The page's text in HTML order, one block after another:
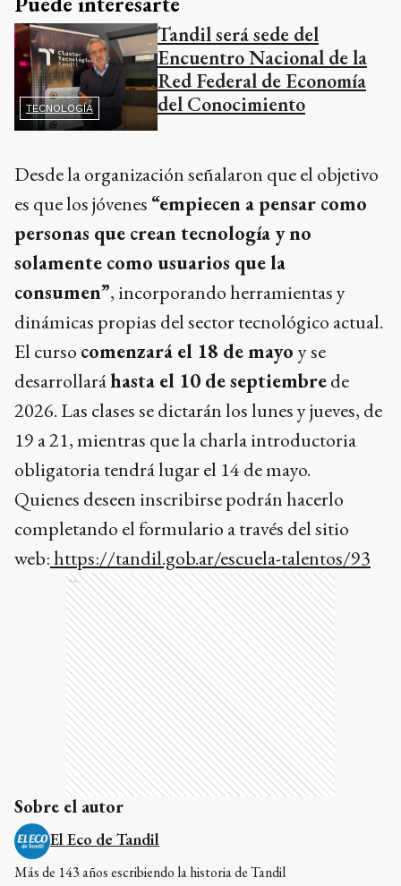
TECNOLOGÍA
Tandil será sede del
Encuentro Nacional de la
Red Federal de Economía
del Conocimiento
Desde la organización señalaron que el objetivo
es que los jóvenes “empiecen a pensar como
personas que crean tecnología y no
solamente como usuarios que la
consumen”, incorporando herramientas y
dinámicas propias del sector tecnológico actual.
El curso comenzará el 18 de mayo y se
desarrollaráhasta el 10 de septiembrede
2026. Las clases se dictarán los lunes y jueves, de
19 a 21, mientras que la charla introductoria
obligatoria tendrá lugar el 14 de mayo.
Quienes deseen inscribirse podrán hacerlo
completando el formulario a través del sitio
web:https://tandil.gob.ar/escuela-talentos/93
Ads
Sobre el autor
El Eco de Tandil
Más de 143 años escribiendo la historia de Tandil